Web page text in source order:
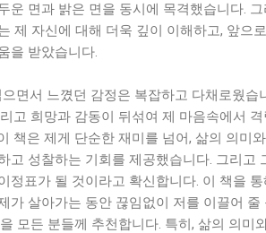
운 면과 밝은 면을 동시에 목격했습니다.
제 자신에 대해 더욱 깊이 이해하고, 앞으
을 받았습니다.
면서 느꼈던 감정은 복잡하고 다채로웠습
고 희망과 감동이 뒤섞여 제 마음속에서 격
책은 제게 단순한 재미를 넘어, 삶의 의미
고 성찰하는 기회를 제공했습니다. 그리고
정표가 될 것이라고 확신합니다. 이 책을
가 살아가는 동안 끊임없이 저를 이끌어 줄
모든 분들께 추천합니다. 특히, 삶의 의미